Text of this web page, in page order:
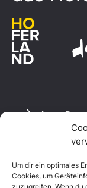
Um dir ein optimales
Cookies, um
Logo
Datenschutzerklärung
Impressum